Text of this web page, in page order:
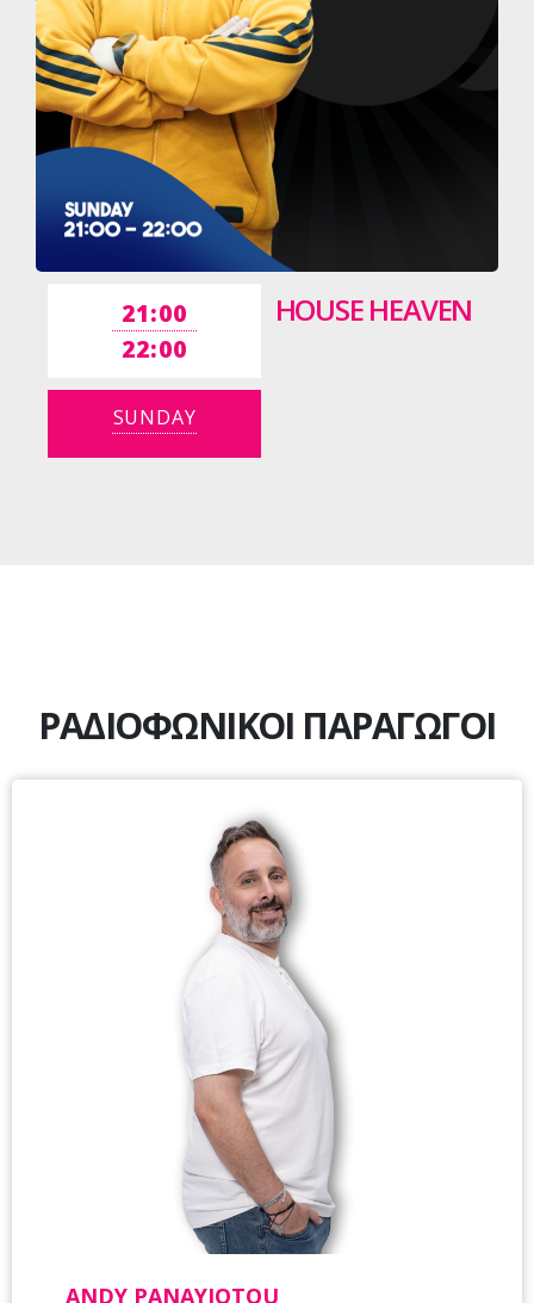
21:00
22:00
SUNDAY
HOUSE HEAVEN
ΡΑΔΙΟΦΩΝΙΚΟΙ ΠΑΡΑΓΩΓΟΙ
ANDY PANAYIOTOU